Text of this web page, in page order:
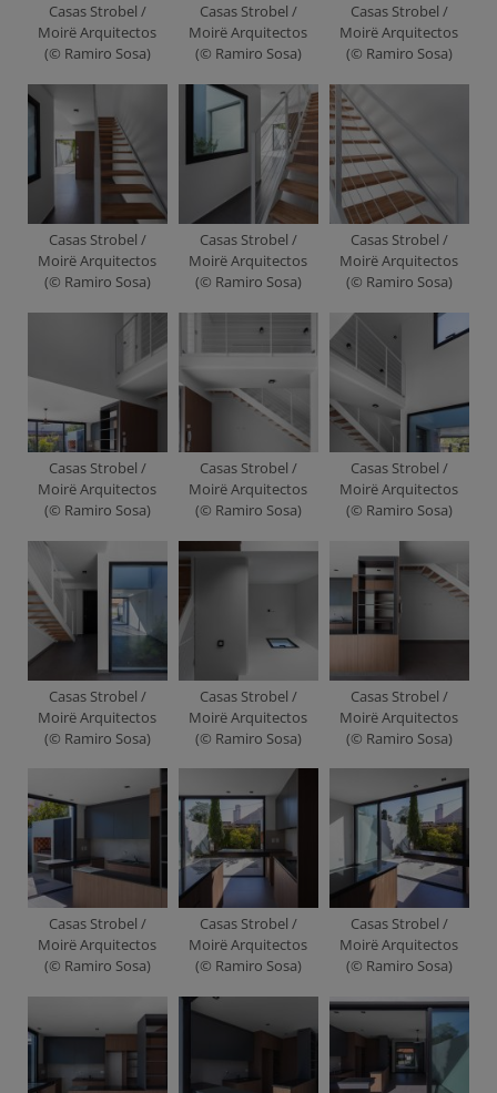
Casas Strobel /
Moirë Arquitectos
(© Ramiro Sosa)
Casas Strobel /
Moirë Arquitectos
(© Ramiro Sosa)
Casas Strobel /
Moirë Arquitectos
(© Ramiro Sosa)
Casas Strobel /
Moirë Arquitectos
(© Ramiro Sosa)
Casas Strobel /
Moirë Arquitectos
(© Ramiro Sosa)
Casas Strobel /
Moirë Arquitectos
(© Ramiro Sosa)
Casas Strobel /
Moirë Arquitectos
(© Ramiro Sosa)
Casas Strobel /
Moirë Arquitectos
(© Ramiro Sosa)
Casas Strobel /
Moirë Arquitectos
(© Ramiro Sosa)
Casas Strobel /
Moirë Arquitectos
(© Ramiro Sosa)
Casas Strobel /
Moirë Arquitectos
(© Ramiro Sosa)
Casas Strobel /
Moirë Arquitectos
(© Ramiro Sosa)
Casas Strobel /
Moirë Arquitectos
(© Ramiro Sosa)
Casas Strobel /
Moirë Arquitectos
(© Ramiro Sosa)
Casas Strobel /
Moirë Arquitectos
(© Ramiro Sosa)